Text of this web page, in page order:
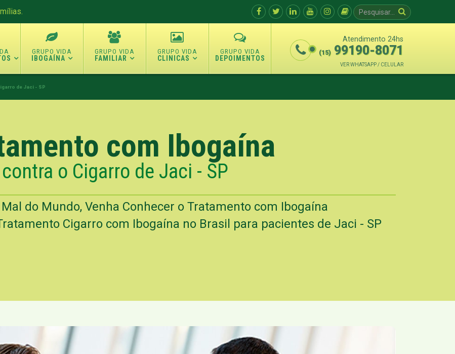
IBOGAÍNA FAMILIAR CLINICAS DEPOIMENTOS
Atendimento 24hs
(15) 99190-8071
VER WHATSAPP / CELULAR
de Jaci - SP
com Ibogaína
contra o Cigarro de Jaci - SP
do Mundo, Venha Conhecer o Tratamento com Ibogaína
Cigarro com Ibogaína no Brasil para pacientes de Jaci - SP